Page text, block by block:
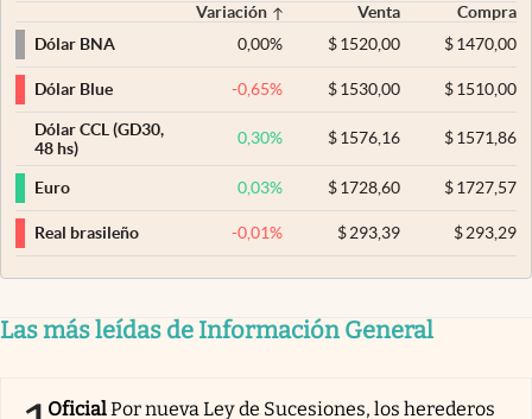
Variación Venta
Compra
Dólar BNA
0,00% $ 1520,00 $1470,00
Dólar Blue -0,65% $ 1530,00 $1510,00
Dólar CCL (GD30,
48 hs)
0,30% $ 1576,16 $1571,86
Euro 0,03% $ 1728,60 $1727,57
Real brasileño -0,01% $ 293,39 $293,29
Las más leídas de Información General
OficialPor nueva Ley de Sucesiones, los herederos